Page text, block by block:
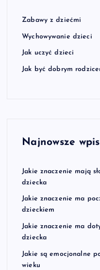
Zabawy z dziećmi
Wychowywanie dzieci
Jak uczyć dzieci
Jak być dobrym
Najnowsze
Jakie znaczenie mają
dziecka
Jakie znaczenie ma
dzieckiem
Jakie znaczenie ma
dziecka
Jakie są emocjonalne
wieku